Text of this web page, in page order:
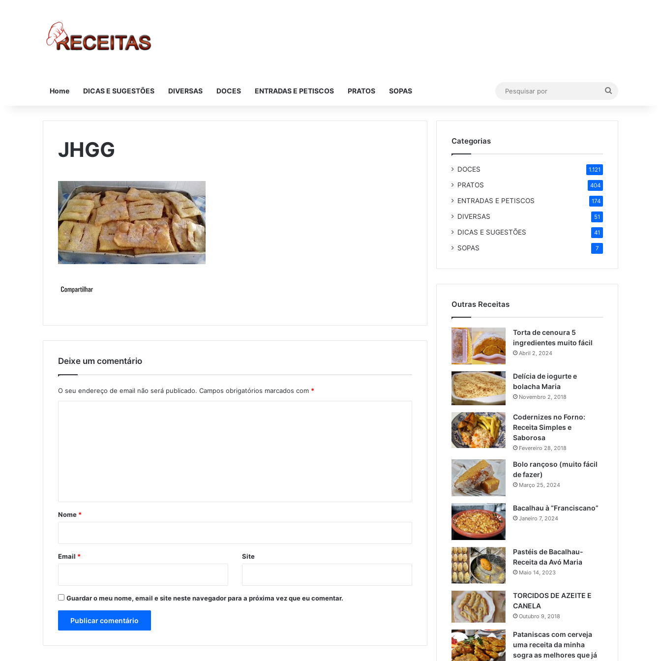
Home DICAS E SUGESTÕES DIVERSAS DOCES ENTRADAS E PETISCOS PRATOS SOPAS
JHGG
Deixe um comentário
O seu endereço de email não será publicado. Campos obrigatórios marcados com *
r
*
Nome *
Email * Site
Guardar o meu nome, email e site neste navegador para a próxima vez que eu comentar.
Categorias
DOCES 1.121
PRATOS 404
ENTRADAS E PETISCOS 174
DIVERSAS 51
DICAS E SUGESTÕES 41
SOPAS 7
Outras Receitas
Torta de cenoura 5
ingredientes muito fácil
Abril 2, 2024
Delícia de iogurte e
bolacha Maria
Novembro 2, 2018
Codernizes no Forno:
Receita Simples e
Saborosa
Fevereiro 28, 2018
Bolo rançoso (muito fácil
de fazer)
Março 25, 2024
Bacalhau à “Franciscano”
Janeiro 7, 2024
Pastéis de Bacalhau-
Receita da Avó Maria
Maio 14, 2023
TORCIDOS DE AZEITE E
CANELA
Outubro 9, 2018
Pataniscas com cerveja
uma receita da minha
sogra as melhores que já